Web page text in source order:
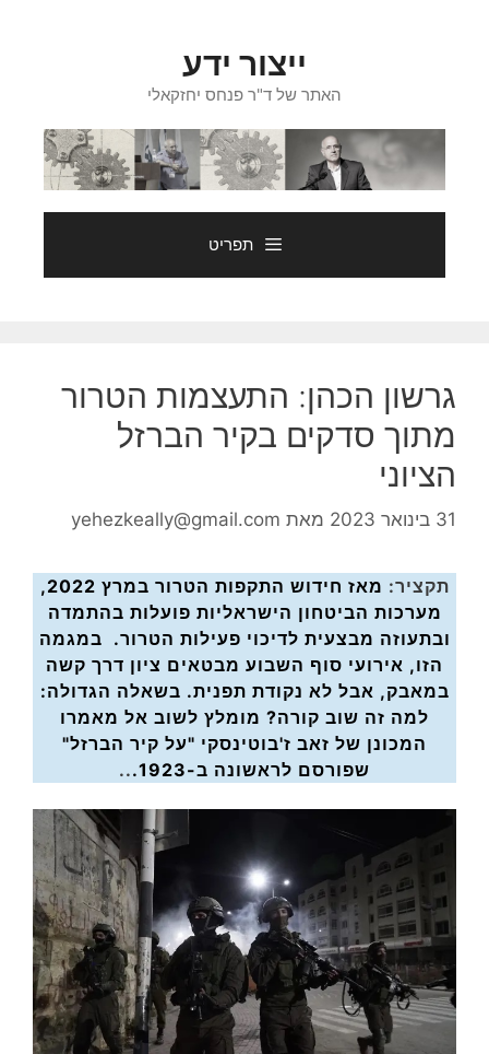
ייצור ידע
האתר של ד"ר פנחס יחזקאלי
תפריט
גרשון הכהן: התעצמות הטרור
מתוך סדקים בקיר הברזל
הציוני
31 בינואר 2023 מאת yehezkeally@gmail.com
תקציר: מ
אז חידוש התקפות הטרור במרץ 2022,
מערכות הביטחון הישראליות פועלות בהתמדה
ובתעוזה מבצעית לדיכוי פעילות הטרור. במגמה
הזו, אירועי סוף השבוע מבטאים ציון דרך קשה
במאבק, אבל לא נקודת תפנית. בשאלה הגדולה:
למה זה שוב קורה? מומלץ לשוב אל מאמרו
המכונן של זאב ז'בוטינסקי "על קיר הברזל"
שפורסם לראשונה ב-1923.
..